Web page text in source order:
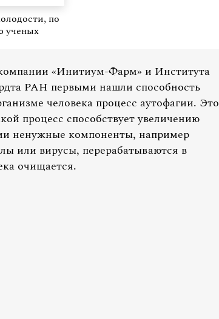
по
ученых
«Инитиум-Фарм» и Института
РАН первыми нашли способность
человека процесс аутофагии. Это
процесс способствует увеличению
ненужные компоненты, например
или вирусы, перерабатываются в
очищается.